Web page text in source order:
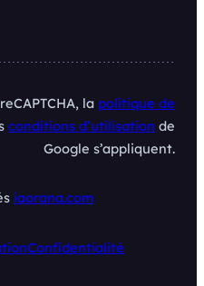
la politique de
conditions d’utilisation de
Google s’appliquent.
iaorana.com
Confidentialité